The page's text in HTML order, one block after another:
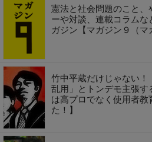
憲法と社会問題のこと、
ーや対談、連載コラム
ガジン【マガジン９（マ
竹中平蔵だけじゃない
乱用」とトンデモ主張
は高プロでなく使用者教
た！】